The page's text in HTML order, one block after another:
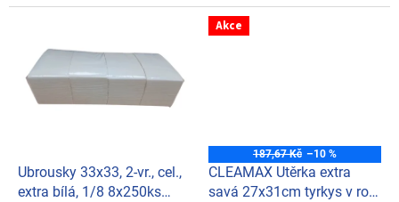
Ubrousky 33x33, 2-vr., cel.,
extra bílá, 1/8 8x250ks
Akce
187,67 Kč –10 %
CLEAMAX Utěrka extra
savá 27x31cm tyrkys v roli